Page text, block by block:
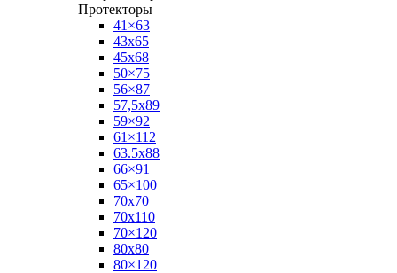
Протекторы
41×63
43x65
45x68
50×75
56×87
57,5х89
59×92
61×112
63.5x88
66×91
65×100
70x70
70x110
70×120
80x80
80×120